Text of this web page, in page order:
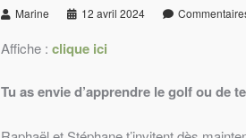
Marine 12 avril 2024
Affiche : clique ici
Tu as envie d’apprendre le golf ou de